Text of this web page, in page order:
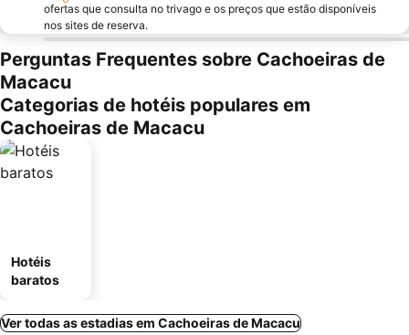
ofertas que consulta no trivago e os preços que estão disponíveis
nos sites de reserva.
Perguntas Frequentes sobre Cachoeiras de
Macacu
Categorias de hotéis populares em
Cachoeiras de Macacu
Hotéis
baratos
Ver todas as estadias em Cachoeiras de Macacu